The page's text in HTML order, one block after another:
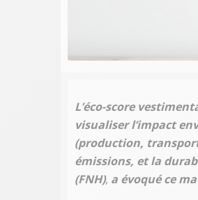
L’éco-score
visualiser l’impact
(production,
émissions, et la
(FNH), a évoqué ce